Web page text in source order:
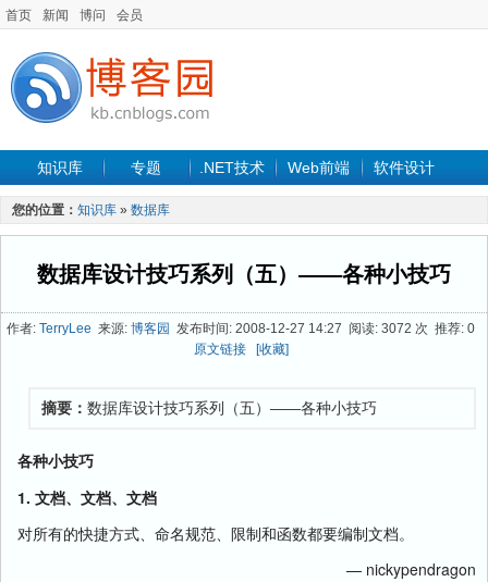
首页 新闻 博问 会员
知识库 专题 .NET技术 Web前端 软件设计
手机开发 软件工程
最新文章
您的位置： 知识库 » 数据库
数据库设计技巧系列（五）——各种小技巧
作者: TerryLee 来源: 博客园 发布时间: 2008-12-27 14:27 阅读: 3072 次 推荐: 0
原文链接
[收藏]
摘要： 数据库设计技巧系列（五）——各种小技巧
各种小技巧
1. 文档、文档、文档
对所有的快捷方式、命名规范、限制和函数都要编制文档。
— nickypendragon